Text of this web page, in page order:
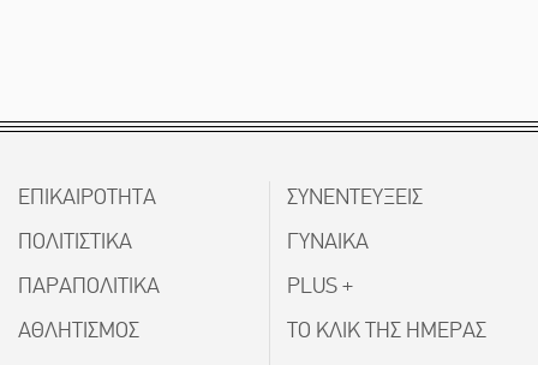
ΕΠΙΚΑΙΡΟΤΗΤΑ
ΠΟΛΙΤΙΣΤΙΚΑ
ΠΑΡΑΠΟΛΙΤΙΚΑ
ΑΘΛΗΤΙΣΜΟΣ
ΣΥΝΕΝΤΕΥΞΕΙΣ
ΓΥΝΑΙΚΑ
PLUS +
ΤΟ ΚΛΙΚ ΤΗΣ ΗΜΕΡΑΣ